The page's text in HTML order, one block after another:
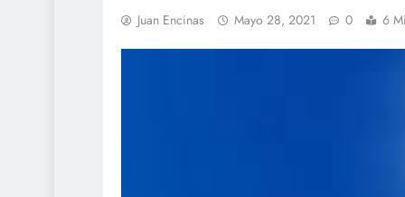
Juan Encinas Mayo 28, 2021 0 6